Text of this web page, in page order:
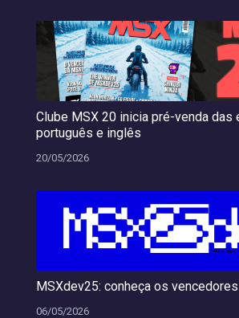
Clube MSX 20 inicia pré-venda das
português e inglês
20/05/2026
MSXdev25: conheça os
06/05/2026